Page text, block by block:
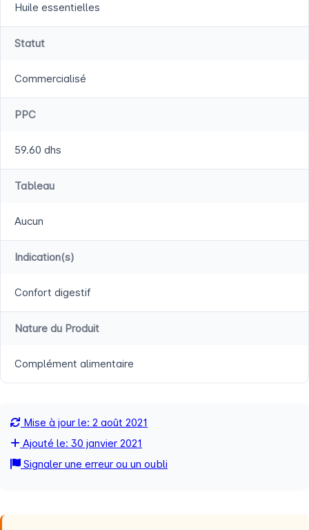
Huile essentielles
Statut
Commercialisé
PPC
59.60 dhs
Tableau
Aucun
Indication(s)
Confort digestif
Nature du Produit
Complément alimentaire
Mise à jour le: 2 août 2021
Ajouté le: 30 janvier 2021
Signaler une erreur ou un oubli